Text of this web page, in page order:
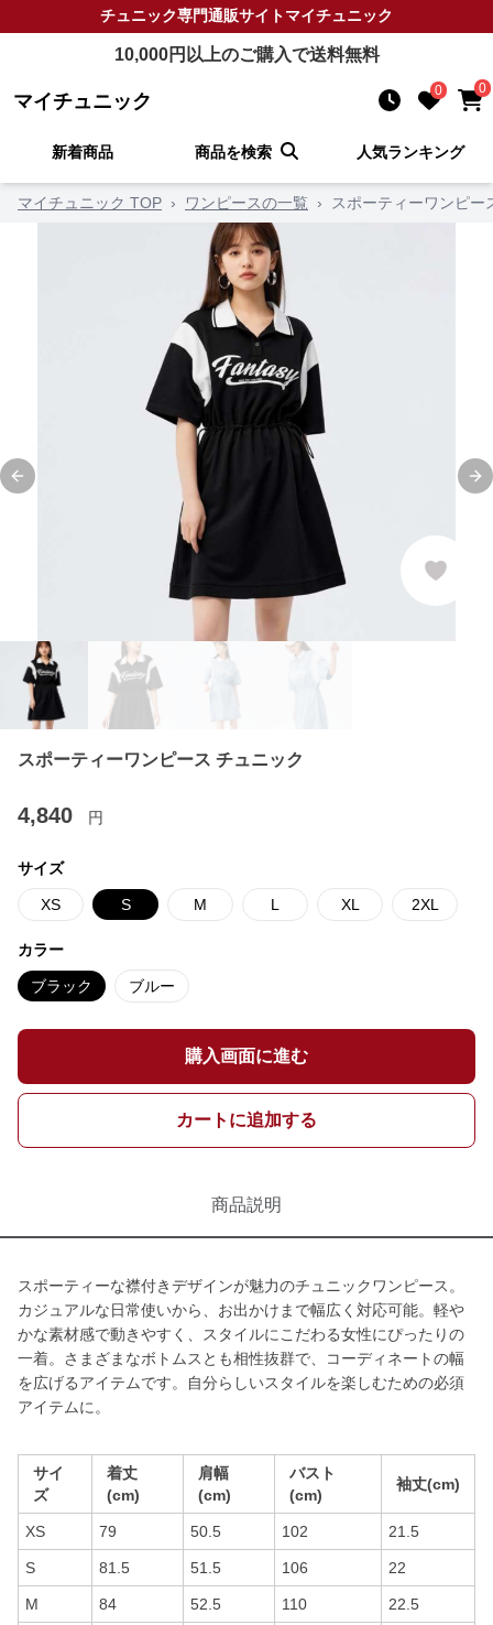
チュニック専門通販サイトマイチュニック
10,000円以上のご購入で送料無料
マイチュニック 0 0
新着商品 商品を検索 人気ランキング
マイチュニック TOP › ワンピースの一覧 › スポーティーワンピー
Previous slide
スポーティーワンピース チュニック
4,840 円
サイズ
XS S M L XL 2XL
カラー
ブラック ブルー
購入画面に進む
カートに追加する
商品説明
スポーティーな襟付きデザインが魅力のチュニックワンピース。
カジュアルな日常使いから、お出かけまで幅広く対応可能。軽や
かな素材感で動きやすく、スタイルにこだわる女性にぴったりの
一着。さまざまなボトムスとも相性抜群で、コーディネートの幅
を広げるアイテムです。自分らしいスタイルを楽しむための必須
アイテムに。
サイ
ズ
着丈
(cm)
肩幅
(cm)
バスト
(cm)
袖丈(cm)
XS 79 50.5 102 21.5
S 81.5 51.5 106 22
M 84 52.5 110 22.5